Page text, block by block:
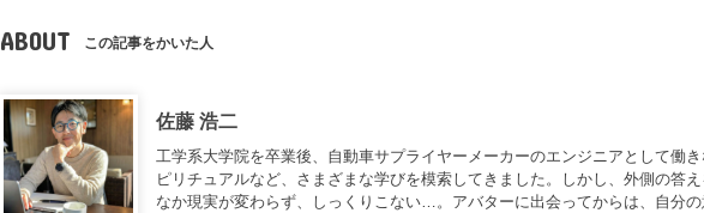
ABOUT この記事をかいた人
佐藤 浩二
工学系大学院を卒業後、自動車サプライヤーメーカーのエンジニアとして働
ピリチュアルなど、さまざまな学びを模索してきました。しかし、外側の答
なか現実が変わらず、しっくりこない…。アバターに出会ってからは、自分